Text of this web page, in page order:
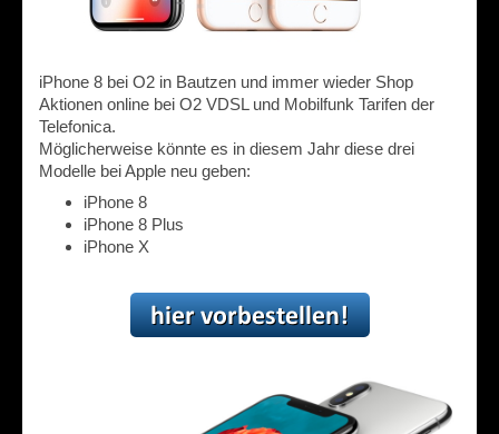
iPhone 8 bei O2 in Bautzen und immer wieder Shop
Aktionen online bei O2 VDSL und Mobilfunk Tarifen der
Telefonica.
Möglicherweise könnte es in diesem Jahr diese drei
Modelle bei Apple neu geben:
iPhone 8
iPhone 8 Plus
iPhone X